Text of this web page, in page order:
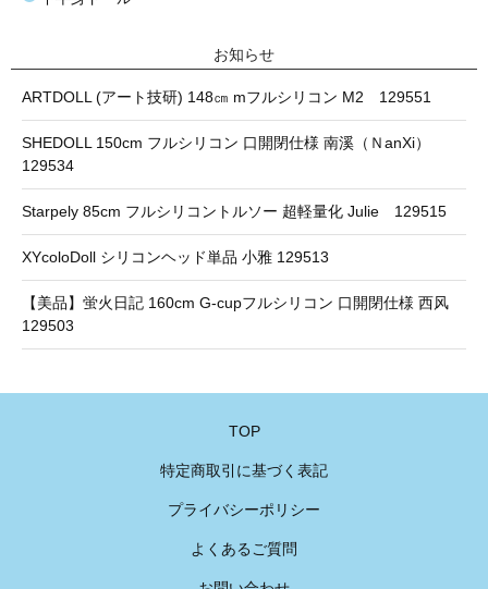
お知らせ
ARTDOLL (アート技研) 148㎝ mフルシリコン M2 129551
SHEDOLL 150cm フルシリコン 口開閉仕様 南溪（ＮanXi）
129534
Starpely 85cm フルシリコントルソー 超軽量化 Julie 129515
XYcoloDoll シリコンヘッド単品 小雅 129513
【美品】蛍火日記 160cm G-cupフルシリコン 口開閉仕様 西风
129503
TOP
特定商取引に基づく表記
プライバシーポリシー
よくあるご質問